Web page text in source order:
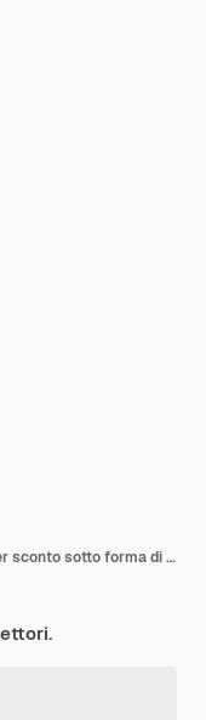
Vendita d'autunno, modello per banner sconto sotto forma di un foglio di carta